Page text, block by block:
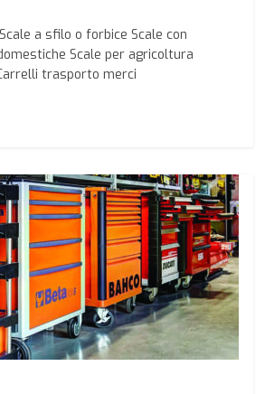
a sfilo o forbice Scale con
Scale per agricoltura
trasporto merci